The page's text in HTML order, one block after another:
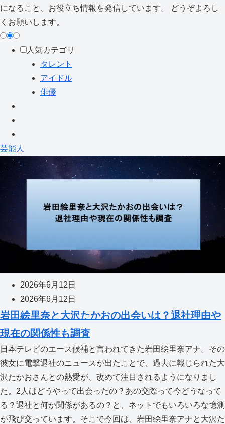
になること、お役立ち情報を発信しています。 どうぞよろし
くお願いします。
人気カテゴリ
タレント
アイドル
俳優
芸能人
2026年6月12日
2026年6月12日
岩田絵里奈と大沢たかおの出会いは？退社理由や
現在の関係性も調査
日本テレビのエース候補と言われてきた岩田絵里奈アナ。その
彼女に電撃退社のニュースが出たことで、過去に報じられた大
沢たかおさんとの熱愛が、改めて注目されるようになりまし
た。2人はどうやって出会ったの？あの交際って今どうなって
る？退社と何か関係があるの？と、ネットでもいろいろな憶測
が飛び交っています。そこで今回は、岩田絵里奈アナと大沢た